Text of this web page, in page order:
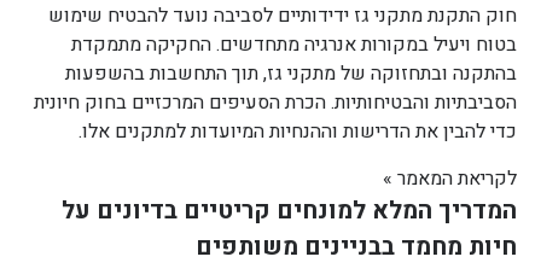
חוק התקנת מתקני גז ידידותיים לסביבה נועד להבטיח שימוש
בטוח ויעיל במקורות אנרגיה מתחדשים. החקיקה מתמקדת
בהתקנה ובתחזוקה של מתקני גז, תוך התחשבות בהשפעות
הסביבתיות והבטיחותיות. הכרת הסעיפים המרכזיים בחוק חיונית
כדי להבין את הדרישות וההנחיות המיועדות למתקנים אלו.
לקריאת המאמר »
המדריך המלא למונחים קריטיים בדיונים על
חיות מחמד בבניינים משותפים